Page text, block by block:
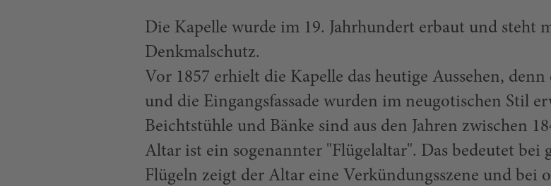
Die Kapelle wurde im 19. Jahrhundert erbaut und steht
Denkmalschutz.
Vor 1857 erhielt die Kapelle das heutige Aussehen,
und die Eingangsfassade wurden im neugotischen Stil
Beichtstühle und Bänke sind aus den Jahren zwischen
Altar ist ein sogenannter "Flügelaltar". Das bedeutet bei
Flügeln zeigt der Altar eine Verkündungsszene und bei